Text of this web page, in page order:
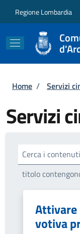
Regione Lombardia
Briciole di
Home / Servizi
Servizi
Cerca i
titolo
Attivare
votiva